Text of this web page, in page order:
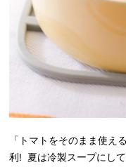
「トマトをそのまま使え
利! 夏は冷製スープにし